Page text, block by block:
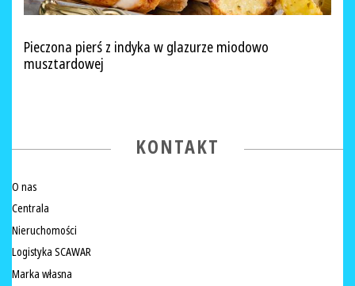
Pieczona pierś z indyka w glazurze miodowo
musztardowej
KONTAKT
O nas
Centrala
Nieruchomości
Logistyka SCAWAR
Marka własna